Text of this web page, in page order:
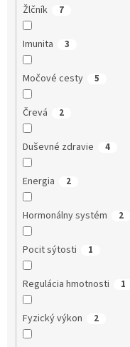
Žlčník 7
Imunita 3
Močové cesty 5
Črevá 2
Duševné zdravie 4
Energia 2
Hormonálny systém 2
Pocit sýtosti 1
Regulácia hmotnosti 1
Fyzický výkon 2